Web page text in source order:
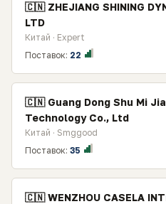
🇨🇳 ZHEJIANG SHINING
LTD
Китай · Expert
Поставок: 22
🇨🇳 Guang Dong Shu Mi
Technology Co., Ltd
Китай · Smggood
Поставок: 35
🇨🇳 WENZHOU CASELA